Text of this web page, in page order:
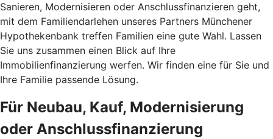
Sanieren, Modernisieren oder Anschlussfinanzieren geht,
mit dem Familiendarlehen unseres Partners Münchener
Hypothekenbank treffen Familien eine gute Wahl. Lassen
Sie uns zusammen einen Blick auf Ihre
Immobilienfinanzierung werfen. Wir finden eine für Sie und
Ihre Familie passende Lösung.
Für Neubau, Kauf, Modernisierung
oder Anschlussfinanzierung